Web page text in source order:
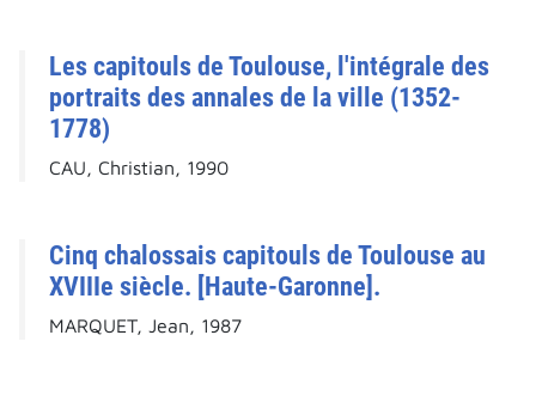
Les capitouls de Toulouse, l'intégrale des
portraits des annales de la ville (1352-
1778)
CAU, Christian, 1990
Cinq chalossais capitouls de Toulouse au
XVIIIe siècle. [Haute-Garonne].
MARQUET, Jean, 1987